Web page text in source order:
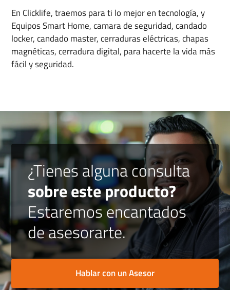
En Clicklife, traemos para ti lo mejor en tecnología, y
Equipos Smart Home, camara de seguridad, candado
locker, candado master, cerraduras eléctricas, chapas
magnéticas, cerradura digital, para hacerte la vida más
fácil y seguridad.
¿Tienes alguna consulta
sobre este producto?
Estaremos encantados
de asesorarte.
Hablar con un Asesor